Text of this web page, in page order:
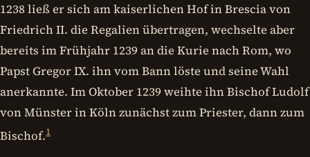
1238 ließ er sich am kaiserlichen Hof in Brescia von
Friedrich II. die Regalien übertragen, wechselte aber
bereits im Frühjahr 1239 an die Kurie nach Rom, wo
Papst Gregor IX. ihn vom Bann löste und seine Wahl
anerkannte. Im Oktober 1239 weihte ihn Bischof Ludolf
von Münster in Köln zunächst zum Priester, dann zum
Bischof.1